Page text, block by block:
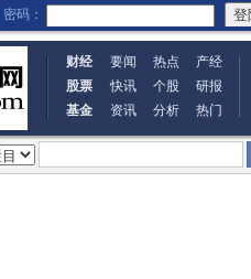
密码：
财经 要闻 热点
产经
股票
快讯 个股
研报
基金
资讯 分析 热门